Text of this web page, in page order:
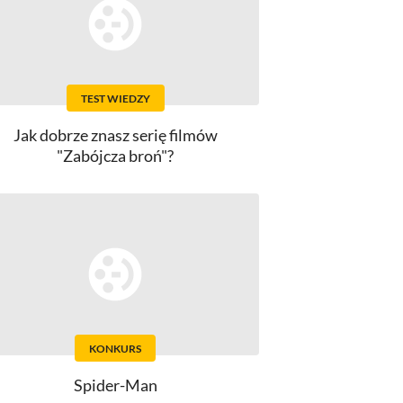
TEST WIEDZY
Jak dobrze znasz serię filmów
"Zabójcza broń"?
KONKURS
Spider-Man